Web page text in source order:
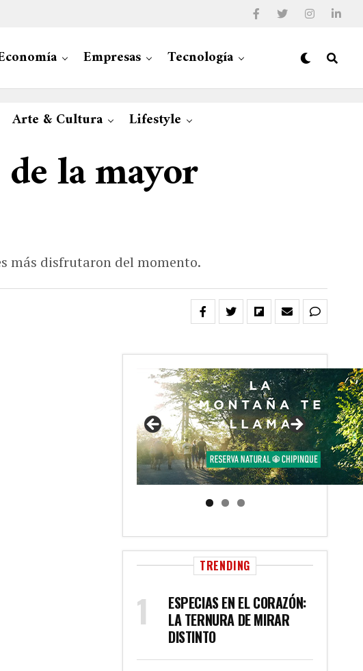
Empresas Tecnología
Arte & Cultura Lifestyle
la mayor
más disfrutaron del momento.
TRENDING
ESPECIAS EN EL CORAZÓN:
LA TERNURA DE MIRAR
DISTINTO